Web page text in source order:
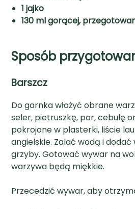
1 jajko
130 ml gorącej,
Sposób
Barszcz
Do garnka włożyć obrane
seler, pietruszkę, por, cebulę
pokrojone w plasterki, liście
angielskie. Zalać wodą i dodać
grzyby. Gotować wywar na
warzywa będą miękkie.
Przecedzić wywar, aby